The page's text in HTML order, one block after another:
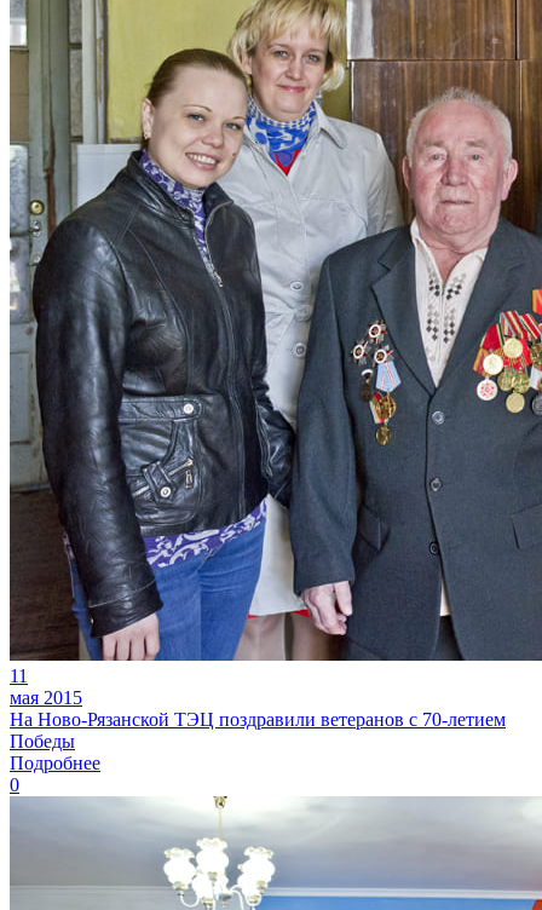
11
мая 2015
На Ново-Рязанской ТЭЦ поздравили ветеранов с 70-летием
Победы
Подробнее
0